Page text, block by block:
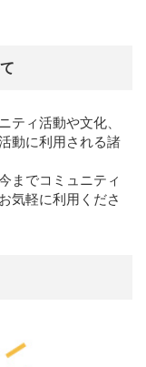
ティ活動や文化、
動に利用される諸
までコミュニティ
気軽に利用くださ